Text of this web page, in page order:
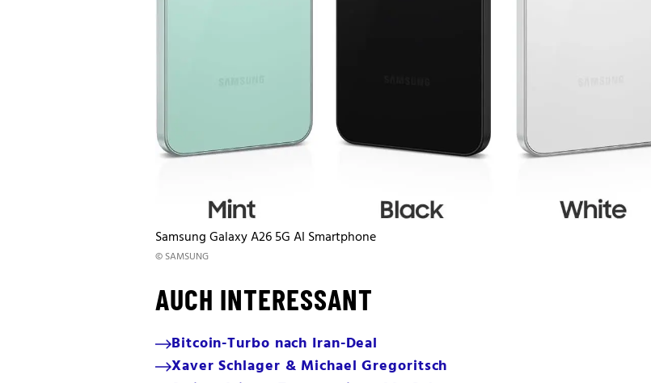
Samsung Galaxy A26 5G AI Smartphone
© SAMSUNG
AUCH INTERESSANT
Bitcoin-Turbo nach Iran-Deal
Xaver Schlager & Michael Gregoritsch